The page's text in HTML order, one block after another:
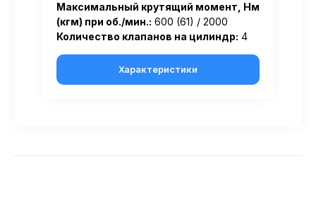
Максимальный крутящий момент, Нм
(кгм) при об./мин.: 600 (61) / 2000
Количество клапанов на цилиндр: 4
Характеристики